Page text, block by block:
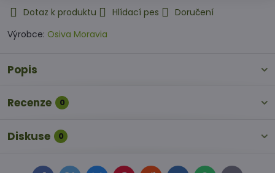
Dotaz k produktu Hlídací pes
Doručení
Výrobce: Osiva Moravia
Popis
Recenze 0
Diskuse 0